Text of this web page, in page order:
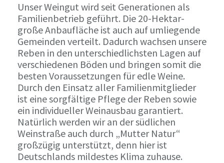
Unser Weingut wird seit Generationen als
Familienbetrieb geführt. Die 20-Hektar-
große Anbaufläche ist auch auf umliegende
Gemeinden verteilt. Dadurch wachsen unsere
Reben in den unterschiedlichsten Lagen auf
verschiedenen Böden und bringen somit die
besten Voraussetzungen für edle Weine.
Durch den Einsatz aller Familienmitglieder
ist eine sorgfältige Pflege der Reben sowie
ein individueller Weinausbau garantiert.
Natürlich werden wir an der südlichen
Weinstraße auch durch „Mutter Natur“
großzügig unterstützt, denn hier ist
Deutschlands mildestes Klima zuhause.